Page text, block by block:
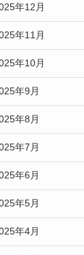
年12月
年11月
年10月
年9月
年8月
年7月
年6月
年5月
年4月